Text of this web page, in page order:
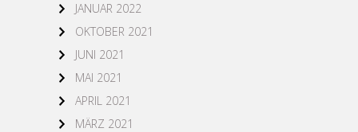
JANUAR 2022
OKTOBER 2021
JUNI 2021
MAI 2021
APRIL 2021
MÄRZ 2021